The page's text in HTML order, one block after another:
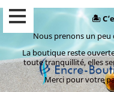
🏝️
Nous prenons un peu
La boutique reste
toute tranquillité, elles
Merci pour votre